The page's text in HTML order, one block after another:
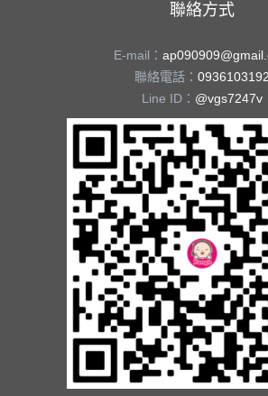
聯絡方式
E-mail：
聯絡電話： 0936103192
Line ID： @vgs7247v